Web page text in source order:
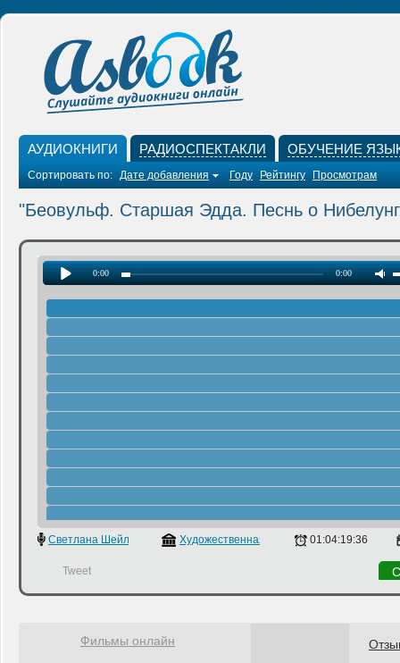
АУДИОКНИГИ РАДИОСПЕКТАКЛИ ОБУЧЕНИЕ
Сортировать по: Дате добавления Году Рейтингу Просмотрам
"Беовульф. Старшая Эдда. Песнь о
0:00 0:00
Светлана Шейлина Художественная литература01:04:19:36
Tweet
Фильмы онлайн